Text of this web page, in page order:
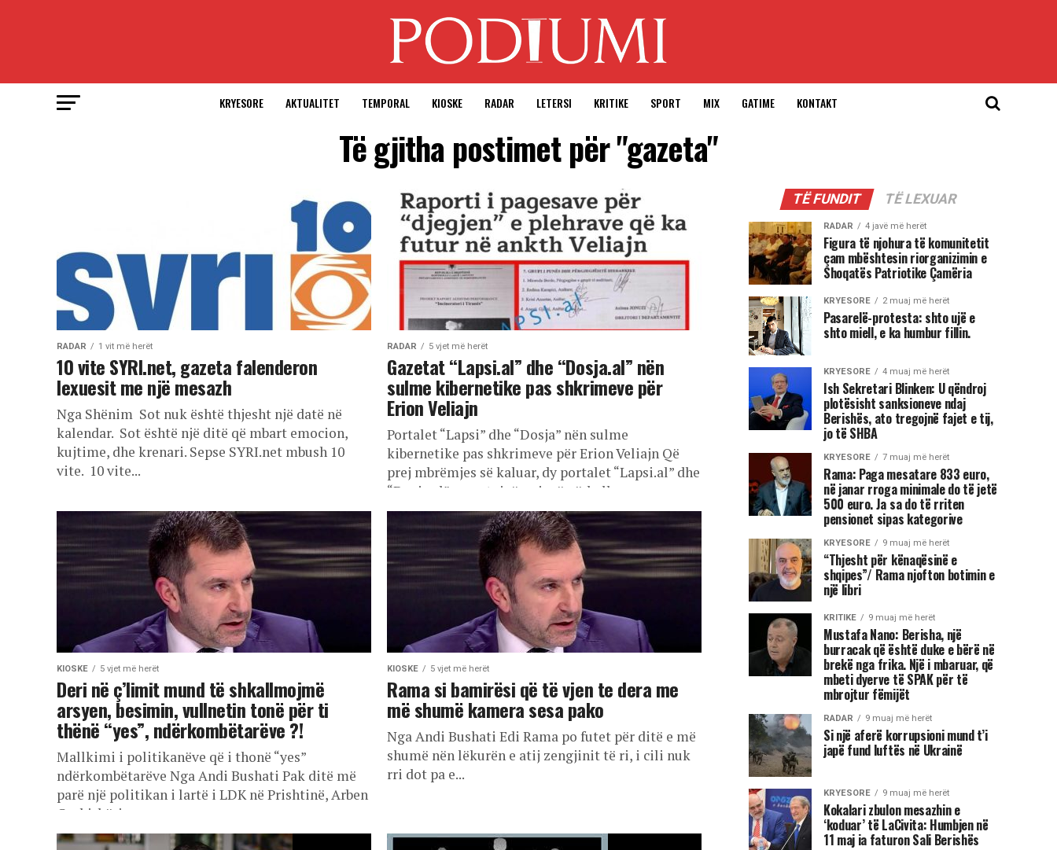
KRYESORE AKTUALITET TEMPORAL KIOSKE RADAR LETERSI KRITIKE SPORT MIX GATIME KONTAKT
Të gjitha postimet për "gazeta"
RADAR 1 vit më herët
10 vite SYRI.net, gazeta falenderon
lexuesit me një mesazh
Nga Shënim Sot nuk është thjesht një datë në
kalendar. Sot është një ditë që mbart emocion,
kujtime, dhe krenari. Sepse SYRI.net mbush 10
vite. 10 vite...
RADAR 5 vjet më herët
Gazetat “Lapsi.al” dhe “Dosja.al” nën
sulme kibernetike pas shkrimeve për
Erion Veliajn
Portalet “Lapsi” dhe “Dosja” nën sulme
kibernetike pas shkrimeve për Erion Veliajn Që
prej mbrëmjes së kaluar, dy portalet “Lapsi.al” dhe
“Dosja.al” raportojnë se janë përballur...
KIOSKE 5 vjet më herët
Deri në ç’limit mund të shkallmojmë
arsyen, besimin, vullnetin tonë për ti
thënë “yes”, ndërkombëtarëve ?!
Mallkimi i politikanëve që i thonë “yes”
ndërkombëtarëve Nga Andi Bushati Pak ditë më
parë një politikan i lartë i LDK në Prishtinë, Arben
Gashi, bëri...
KIOSKE 5 vjet më herët
Rama si bamirësi që të vjen te dera me
më shumë kamera sesa pako
Nga Andi Bushati Edi Rama po futet për ditë e më
shumë nën lëkurën e atij zengjinit të ri, i cili nuk
rri dot pa e...
TË FUNDIT TË LEXUAR
RADAR 4 javë më herët
Figura të njohura të komunitetit
çam mbështesin riorganizimin e
Shoqatës Patriotike Çamëria
KRYESORE 2 muaj më herët
Pasarelë-protesta: shto ujë e
shto miell, e ka humbur fillin.
KRYESORE 4 muaj më herët
Ish Sekretari Blinken: U qëndroj
plotësisht sanksioneve ndaj
Berishës, ato tregojnë fajet e tij,
jo të SHBA
KRYESORE 7 muaj më herët
Rama: Paga mesatare 833 euro,
në janar rroga minimale do të jetë
500 euro. Ja sa do të rriten
pensionet sipas kategorive
KRYESORE 9 muaj më herët
“Thjesht për kënaqësinë e
shqipes”/ Rama njofton botimin e
një libri
KRITIKE 9 muaj më herët
Mustafa Nano: Berisha, një
burracak që është duke e bërë në
brekë nga frika. Një i mbaruar, që
mbeti dyerve të SPAK për të
mbrojtur fëmijët
RADAR 9 muaj më herët
Si një aferë korrupsioni mund t’i
japë fund luftës në Ukrainë
KRYESORE 9 muaj më herët
Kokalari zbulon mesazhin e
‘koduar’ të LaCivita: Humbjen në
11 maj ia faturon Sali Berishës